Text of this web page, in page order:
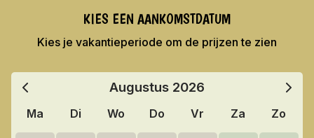
KIES EEN AANKOMSTDATUM
Kies je vakantieperiode om de prijzen te zien
Augustus 2026
Ma Di Wo Do Vr Za Zo